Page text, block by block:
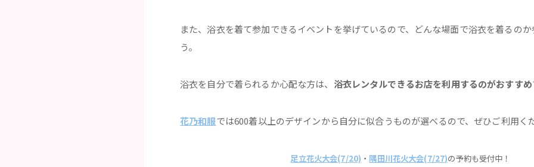
また、浴衣を着て参加できるイベントを挙げているので、どんな場面で浴衣を着るの
う。
浴衣を自分で着られるか心配な方は、 浴衣レンタルできるお店を利用するのがおすすめ
花乃和服では600着以上のデザインから自分に似合うものが選べるので、ぜひご利用く
足立花火大会(7/20) ・ 隅田川花火大会(7/27)の予約も受付中！